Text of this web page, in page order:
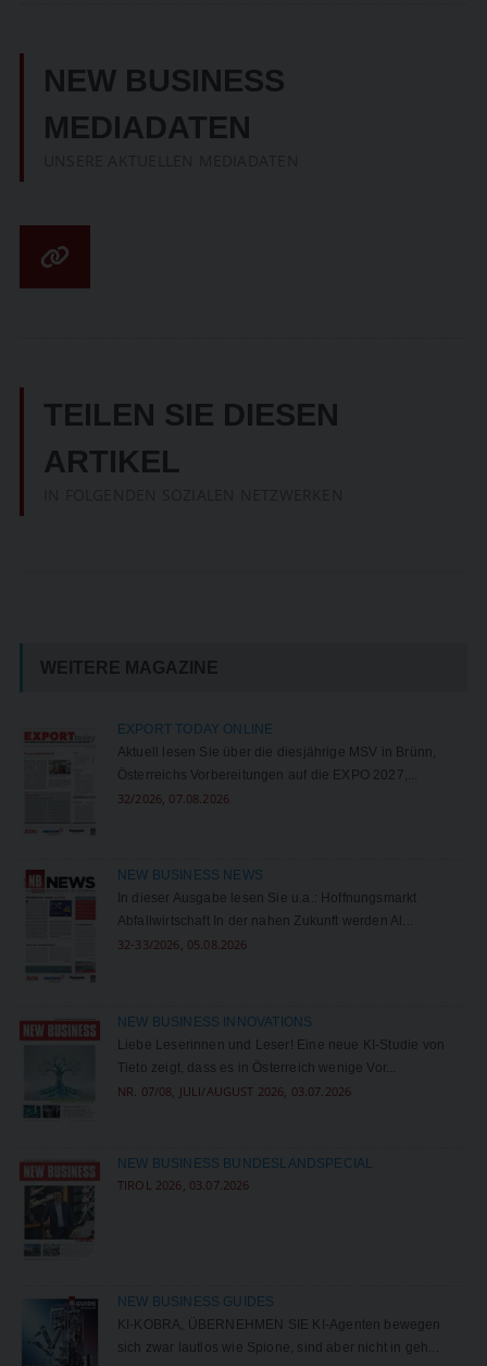
NEW BUSINESS
MEDIADATEN
TEILEN SIE DIESEN
ARTIKEL
WEITERE MAGAZINE
EXPORT TODAY ONLINE
Aktuell lesen Sie über die diesjährige MSV in Brünn,
Österreichs Vorbereitungen auf die EXPO 2027,...
32/2026, 07.08.2026
NEW BUSINESS NEWS
In dieser Ausgabe lesen Sie u.a.: Hoffnungsmarkt
Abfallwirtschaft In der nahen Zukunft werden Al...
32-33/2026, 05.08.2026
NEW BUSINESS INNOVATIONS
Liebe Leserinnen und Leser! Eine neue KI-Studie von
Tieto zeigt, dass es in Österreich wenige Vor...
NR. 07/08, JULI/AUGUST 2026, 03.07.2026
NEW BUSINESS BUNDESLANDSPECIAL
TIROL 2026, 03.07.2026
NEW BUSINESS GUIDES
KI-KOBRA, ÜBERNEHMEN SIE KI-Agenten bewegen
sich zwar lautlos wie Spione, sind aber nicht in ­geh...